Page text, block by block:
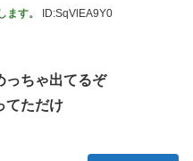
す。 ID:SqVlEA9Y0
っちゃ出てるぞ
てただけ